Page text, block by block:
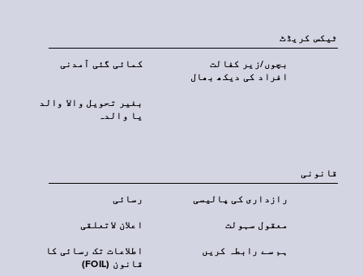
ٹیکس کریڈٹ
کمائی گئی آمدنی
بچوں/زیر کفالت
افراد کی دیکھ بھال
بغیر تحویل والا والد
یا والدہ
قانونی
رسائی رازداری کی پالیسی
اعلان لاتعلقی معقول سہولت
اطلاعات تک رسائی کا
قانون (FOIL)
ہم سے رابطہ کریں